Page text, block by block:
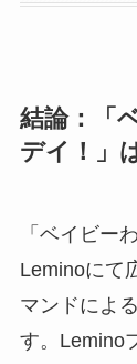
結論：「
デイ！」
「ベイビー
Leminoにて
マンドによ
す。Lemino